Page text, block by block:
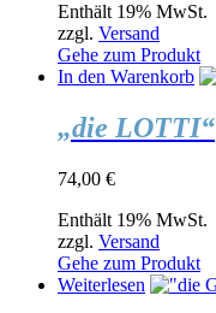
Enthält 19% MwSt.
zzgl. Versand
Gehe zum Produkt
In den Warenkorb
„die LOTTI“
74,00 €
Enthält 19% MwSt.
zzgl. Versand
Gehe zum Produkt
Weiterlesen